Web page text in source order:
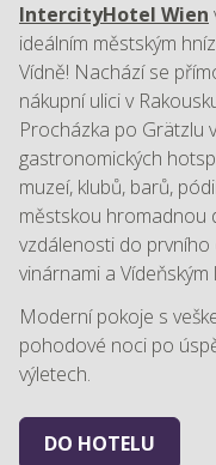
IntercityHotel Wien
ideálním městským
Vídně! Nachází se
nákupní ulici v
Procházka po Grätzlu
gastronomických
muzeí, klubů, barů,
městskou hromadnou
vzdálenosti do prvního
vinárnami a Vídeňským
Moderní pokoje s
pohodové noci po
výletech.
DO HOTELU